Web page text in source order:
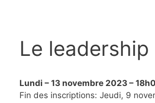
Le leadership
Lundi – 13 novembre 2023 –
Fin des inscriptions: Jeudi, 9